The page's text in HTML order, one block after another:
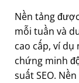
Nền tảng
mỗi tuần và
cao cấp, ví dụ
chứng minh
suất SEO.